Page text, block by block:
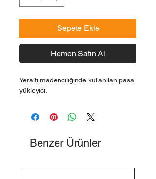
Sepete Ekle
Hemen Satın Al
Yeraltı madenciliğinde kullanılan pasa
yükleyici.
Benzer Ürünler